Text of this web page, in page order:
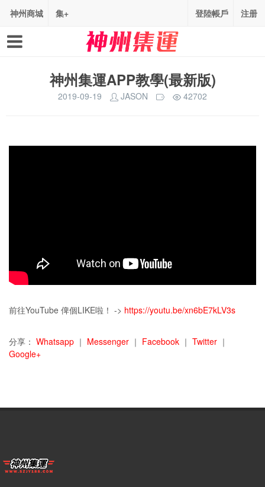
神州商城 集+ 登陸帳戶 注册
神州集運APP教學(最新版)
2019-09-19 JASON 42702
前往YouTube 俾個LIKE啦！ -> https://youtu.be/xn6bE7kLV3s
分享： Whatsapp ｜ Messenger ｜ Facebook ｜ Twitter ｜
Google+